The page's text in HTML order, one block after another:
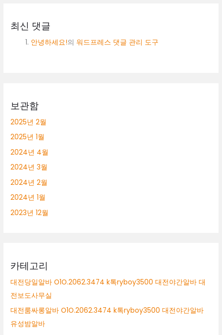
최신 댓글
안녕하세요!의워드프레스 댓글 관리 도구
보관함
2025년 2월
2025년 1월
2024년 4월
2024년 3월
2024년 2월
2024년 1월
2023년 12월
카테고리
대전당일알바 O1O.2062.3474 k톡ryboy3500 대전야간알바 대
전보도사무실
대전룸싸롱알바 O1O.2062.3474 k톡ryboy3500 대전야간알바
유성밤알바